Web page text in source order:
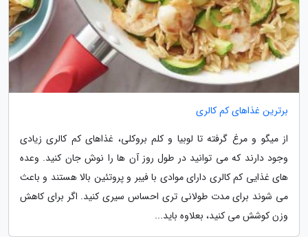
برترین غذاهای کم کالری
از میگو و مرغ گرفته تا لوبیا و کلم بروکلی، غذاهای کم کالری زیادی
وجود دارند که می توانید در طول روز آن ها را نوش جان کنید. وعده
های غذایی کم کالری دارای موادی با فیبر و پروتئین بالا هستند و باعث
می شوند برای مدت طولانی تری احساس سیری کنید. اگر برای کاهش
وزن کوشش می کنید، بعلاوه باید...